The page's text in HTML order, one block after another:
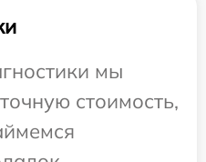
мы
стоимость,